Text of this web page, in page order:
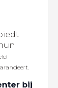
bij